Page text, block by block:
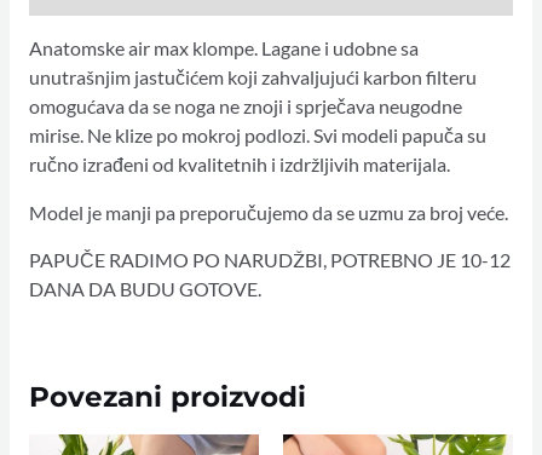
Anatomske air max klompe. Lagane i udobne sa
unutrašnjim jastučićem koji zahvaljujući karbon filteru
omogućava da se noga ne znoji i sprječava neugodne
mirise. Ne klize po mokroj podlozi. Svi modeli papuča su
ručno izrađeni od kvalitetnih i izdržljivih materijala.
Model je manji pa preporučujemo da se uzmu za broj veće.
PAPUČE RADIMO PO NARUDŽBI, POTREBNO JE 10-12
DANA DA BUDU GOTOVE.
Povezani proizvodi